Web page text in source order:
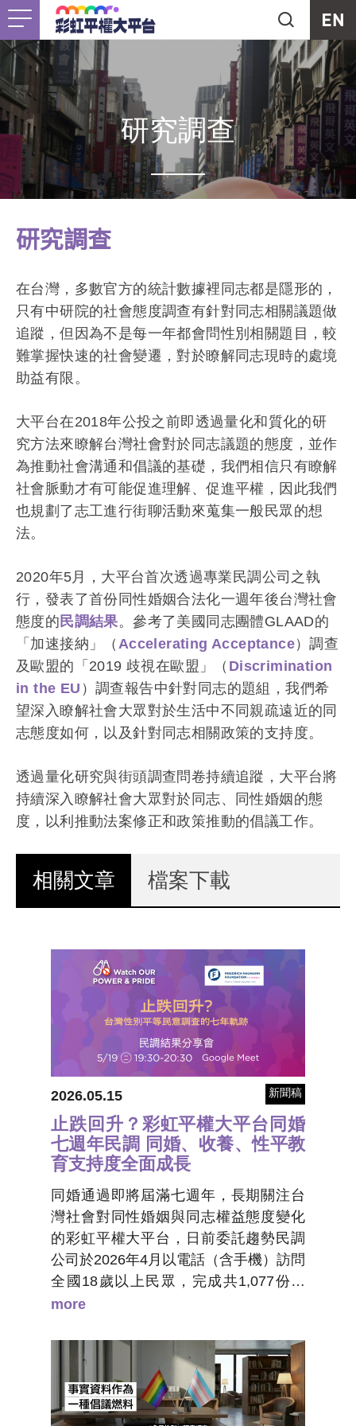
首頁
關於我們
最新消息
工作計畫
支持我們
演講邀約
Jump to Main content
研究調查
研究調查
在台灣，多數官方的統計數據裡同志都是隱形的，
只有中研院的社會態度調查有針對同志相關議題做
追蹤，但因為不是每一年都會問性別相關題目，較
難掌握快速的社會變遷，對於瞭解同志現時的處境
助益有限。
大平台在2018年公投之前即透過量化和質化的研
究方法來瞭解台灣社會對於同志議題的態度，並作
為推動社會溝通和倡議的基礎，我們相信只有瞭解
社會脈動才有可能促進理解、促進平權，因此我們
也規劃了志工進行街聊活動來蒐集一般民眾的想
法。
2020年5月，大平台首次透過專業民調公司之執
行，發表了首份同性婚姻合法化一週年後台灣社會
態度的 民調結果。參考了美國同志團體GLAAD的
「加速接納」（ Accelerating Acceptance）調查
及歐盟的「2019 歧視在歐盟」（ Discrimination
in the EU ）調查報告中針對同志的題組，我們希
望深入瞭解社會大眾對於生活中不同親疏遠近的同
志態度如何，以及針對同志相關政策的支持度。
透過量化研究與街頭調查問卷持續追蹤，大平台將
持續深入瞭解社會大眾對於同志、同性婚姻的態
度，以利推動法案修正和政策推動的倡議工作。
相關文章 (作用中頁籤)
檔案下載
2026.05.15 新聞稿
止跌回升？彩虹平權大平台同婚
七週年民調 同婚、收養、性平教
育支持度全面成長
同婚通過即將屆滿七週年，長期關注台
灣社會對同性婚姻與同志權益態度變化
的彩虹平權大平台，日前委託趨勢民調
公司於2026年4月以電話（含手機）訪問
全國18歲以上民眾，完成共1,077份樣
本，在95%信心水準下抽樣誤差為
社會對同志權益的支持並未止於同性婚
姻，而是逐步延伸至生養權利、職場友
善以及政治參與等面向，凸顯政府應在
穩定民意基礎上，持續推進相關權益保
more